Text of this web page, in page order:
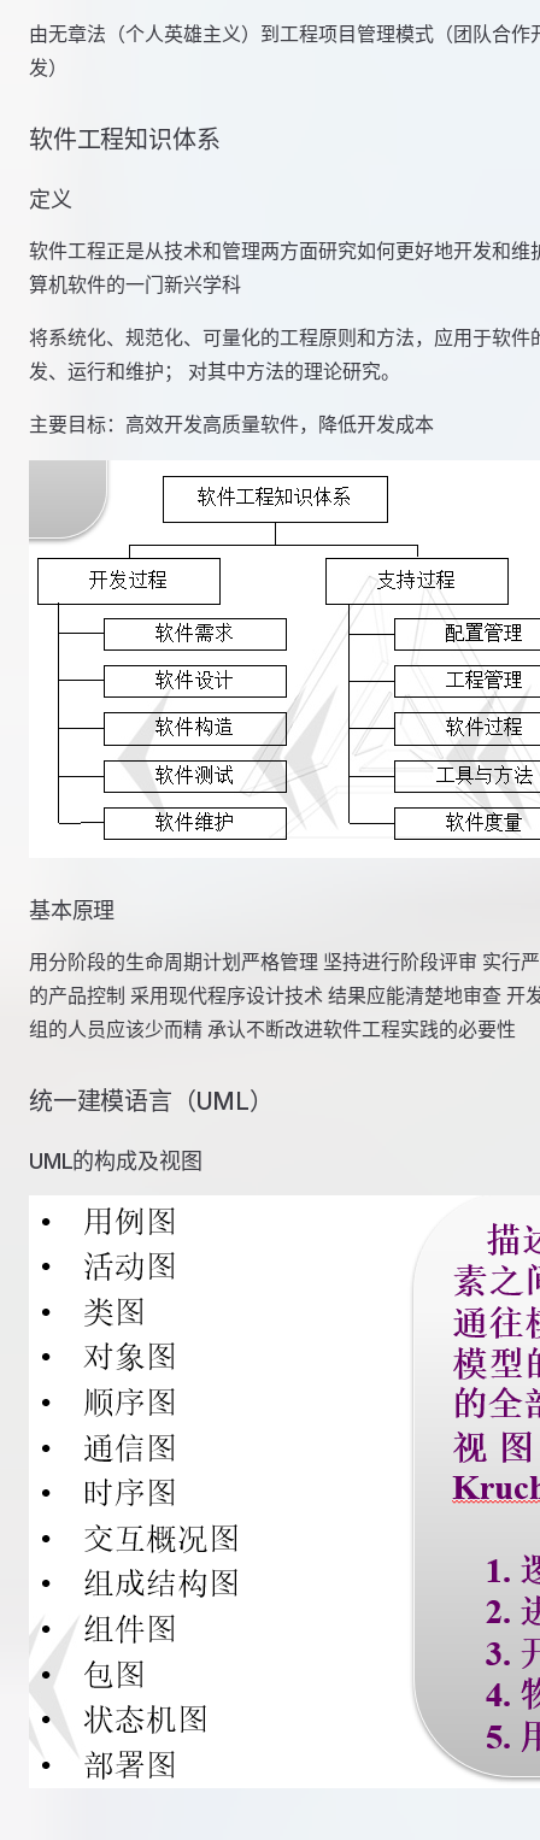
由无章法（个人英雄主义）到工程项目管理模式（团队合作
发）
软件工程知识体系
定义
软件工程正是从技术和管理两方面研究如何更好地开发和维
算机软件的一门新兴学科
将系统化、规范化、可量化的工程原则和方法，应用于软件
发、运行和维护； 对其中方法的理论研究。
主要目标：高效开发高质量软件，降低开发成本
基本原理
用分阶段的生命周期计划严格管理 坚持进行阶段评审 实行
的产品控制 采用现代程序设计技术 结果应能清楚地审查 开
组的人员应该少而精 承认不断改进软件工程实践的必要性
统一建模语言（UML）
UML的构成及视图